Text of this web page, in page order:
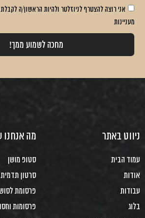
אני רוצה להצטרף לניוזלטר ולהיות הראשון/ה לקבלת
מעניינות
מחכה לשמוע ממך!
ניווט באתר
עמוד הבית
אודות
עבודות
בלוג
מה אנחנו
סטופ מושן
סרטון
פרסומת
פרסומות